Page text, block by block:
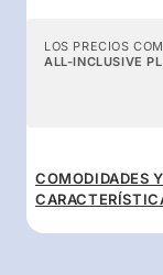
LOS PRECIOS
ALL-INCLUSIVE
COMODIDADES Y